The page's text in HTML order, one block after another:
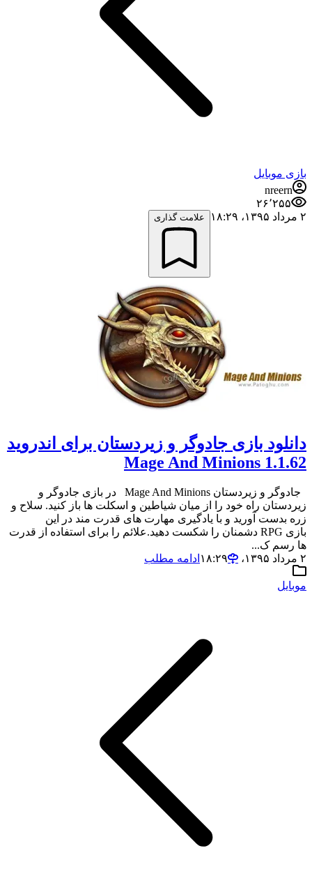
بازی موبایل
nreern
۲۶٬۲۵۵
۲ مرداد ۱۳۹۵،‏ ۱۸:۲۹
علامت گذاری
دانلود بازی جادوگر و زیردستان برای اندروید
1.1.62 Mage And Minions
جادوگر و زیردستان Mage And Minions در بازی جادوگر و
زیردستان راه خود را از میان شیاطین و اسکلت ها باز کنید. سلاح و
زره بدست آورید و با یادگیری مهارت های قدرت مند در این
بازی RPG دشمنان را شکست دهید.علائم را برای استفاده از قدرت
ها رسم ک...
۲ مرداد ۱۳۹۵،‏ ۱۸:۲۹
ادامه مطلب
موبایل